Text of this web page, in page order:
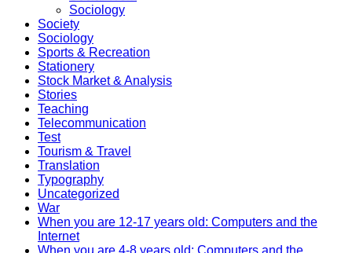
Sociology
Society
Sociology
Sports & Recreation
Stationery
Stock Market & Analysis
Stories
Teaching
Telecommunication
Test
Tourism & Travel
Translation
Typography
Uncategorized
War
When you are 12-17 years old: Computers and the
Internet
When you are 4-8 years old: Computers and the